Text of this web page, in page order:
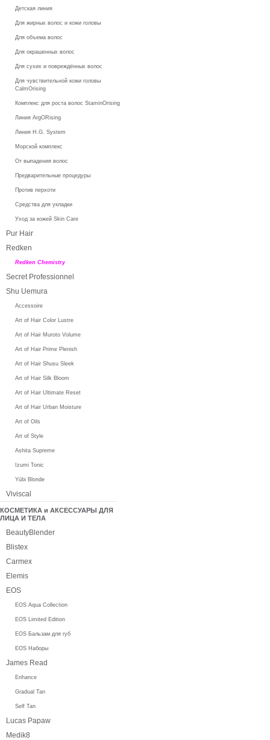
Детская линия
Для жирных волос и кожи головы
Для объема волос
Для окрашенных волос
Для сухих и повреждённых волос
Для чувствительной кожи головы
CalmOrising
Комплекс для роста волос StaminOrising
Линия ArgORising
Линия H.G. System
Морской комплекс
От выпадения волос
Предварительные процедуры
Против перхоти
Средства для укладки
Уход за кожей Skin Care
Pur Hair
Redken
Redken Chemistry
Secret Professionnel
Shu Uemura
Accessoire
Art of Hair Color Lustre
Art of Hair Muroto Volume
Art of Hair Prime Plenish
Art of Hair Shusu Sleek
Art of Hair Silk Bloom
Art of Hair Ultimate Reset
Art of Hair Urban Moisture
Art of Oils
Art of Style
Ashita Supreme
Izumi Tonic
Yūbi Blonde
Viviscal
КОСМЕТИКА и АКСЕССУАРЫ ДЛЯ
ЛИЦА И ТЕЛА
BeautyBlender
Blistex
Carmex
Elemis
EOS
EOS Aqua Collection
EOS Limited Edition
EOS Бальзам для губ
EOS Наборы
James Read
Enhance
Gradual Tan
Self Tan
Lucas Papaw
Medik8